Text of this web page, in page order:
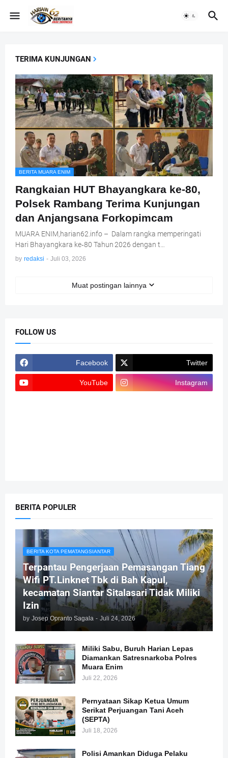
TERIMA KUNJUNGAN
BERITA MUARA ENIM
Rangkaian HUT Bhayangkara ke-80,
Polsek Rambang Terima Kunjungan
dan Anjangsana Forkopimcam
MUARA ENIM,harian62.info – Dalam rangka memperingati
Hari Bhayangkara ke‑80 Tahun 2026 dengan t…
by redaksi - Juli 03, 2026
Muat postingan lainnya
FOLLOW US
Facebook Twitter
YouTube Instagram
BERITA POPULER
BERITA KOTA PEMATANGSIANTAR
Terpantau Pengerjaan Pemasangan Tiang
Wifi PT.Linknet Tbk di Bah Kapul,
kecamatan Siantar Sitalasari Tidak Miliki
Izin
by Josep Opranto Sagala - Juli 24, 2026
Miliki Sabu, Buruh Harian Lepas
Diamankan Satresnarkoba Polres
Muara Enim
Juli 22, 2026
Pernyataan Sikap Ketua Umum
Serikat Perjuangan Tani Aceh
(SEPTA)
Juli 18, 2026
Polisi Amankan Diduga Pelaku